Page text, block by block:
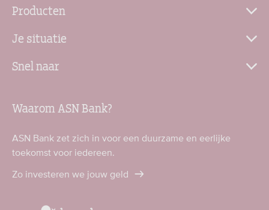
Producten
Je situatie
Snel naar
Waarom ASN Bank?
ASN Bank zet zich in voor een duurzame en eerlijke
toekomst voor iedereen.
Zo investeren we jouw geld